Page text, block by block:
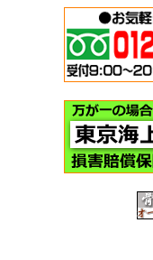
庫)のお買取を
せて頂きまし
神戸市西区
神戸市西区のお
客様から買取依
頼を頂戴し、回
収作業にお伺い
いたしました。
今回は使用頻 ...